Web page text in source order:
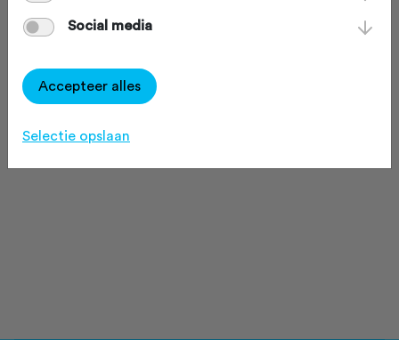
Social media
Accepteer alles
Selectie opslaan